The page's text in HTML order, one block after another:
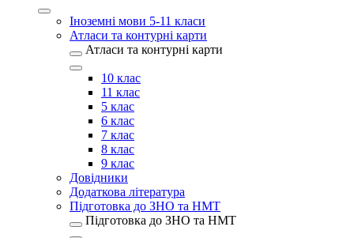
Іноземні мови 5-11 класи
Атласи та контурні карти
Атласи та контурні карти
10 клас
11 клас
5 клас
6 клас
7 клас
8 клас
9 клас
Довідники
Додаткова література
Підготовка до ЗНО та НМТ
Підготовка до ЗНО та НМТ